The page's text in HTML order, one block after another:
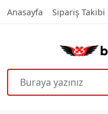
Anasayfa Sipariş Takibi